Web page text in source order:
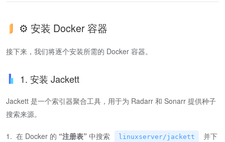
⚙️ 安装 Docker 容器
接下来，我们将逐个安装所需的 Docker 容器。
1. 安装 Jackett
Jackett 是一个索引器聚合工具，用于为 Radarr 和 Sonarr 提供种子
搜索来源。
1. 在 Docker 的 “注册表” 中搜索 linuxserver/jackett
并下